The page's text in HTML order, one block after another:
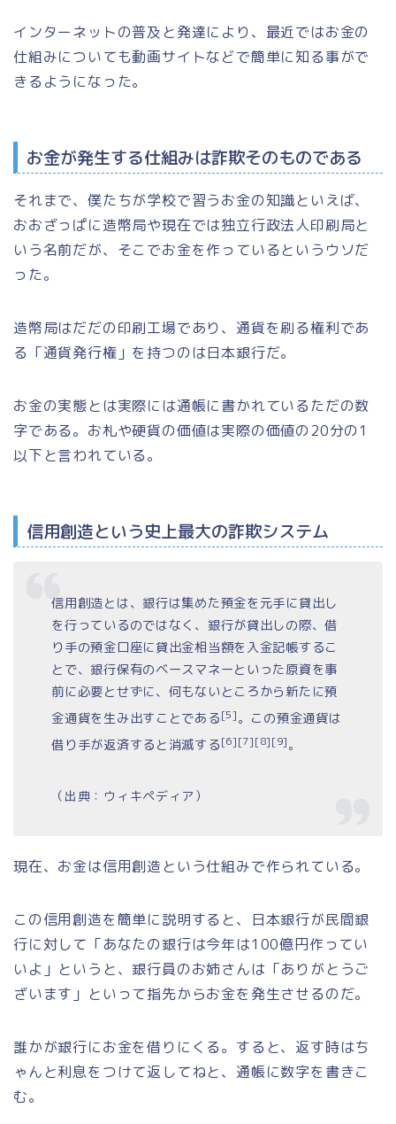
インターネットの普及と発達により、最近ではお金の
仕組みについても動画サイトなどで簡単に知る事がで
きるようになった。
お金が発生する仕組みは詐欺そのものである
それまで、僕たちが学校で習うお金の知識といえば、
おおざっぱに造幣局や現在では独立行政法人印刷局と
いう名前だが、そこでお金を作っているというウソだ
った。
造幣局はだだの印刷工場であり、通貨を刷る権利であ
る「通貨発行権」を持つのは日本銀行だ。
お金の実態とは実際には通帳に書かれているただの数
字である。お札や硬貨の価値は実際の価値の20分の1
以下と言われている。
信用創造という史上最大の詐欺システム
信用創造とは、銀行は集めた預金を元手に貸出し
を行っているのではなく、銀行が貸出しの際、借
り手の預金口座に貸出金相当額を入金記帳するこ
とで、銀行保有のベースマネーといった原資を事
前に必要とせずに、何もないところから新たに預
金通貨を生み出すことである[5]。この預金通貨は
借り手が返済すると消滅する[6][7][8][9]。
（出典：ウィキペディア）
現在、お金は信用創造という仕組みで作られている。
この信用創造を簡単に説明すると、日本銀行が民間銀
行に対して「あなたの銀行は今年は100億円作ってい
いよ」というと、銀行員のお姉さんは「ありがとうご
ざいます」といって指先からお金を発生させるのだ。
誰かが銀行にお金を借りにくる。すると、返す時はち
ゃんと利息をつけて返してねと、通帳に数字を書きこ
む。